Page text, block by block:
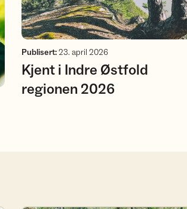
Publisert:23. april 2026
Kjent i Indre Østfold
regionen 2026